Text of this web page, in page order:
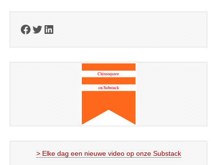
Facebook
Twitter
LinkedIn
> Elke dag een nieuwe video op onze Substack